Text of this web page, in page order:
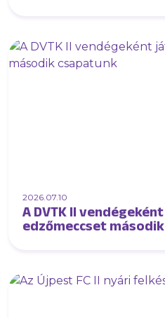
2026.07.10
A DVTK II
edzőmeccset